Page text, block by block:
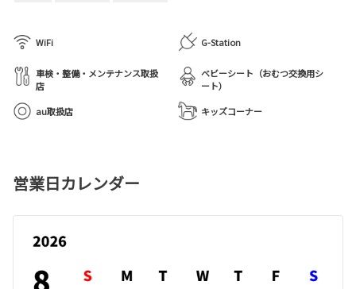
WiFi G-Station
車検・整備・メンテナンス取扱
店
ベビーシート（おむつ交換用シ
ート）
au取扱店
キッズコーナー
営業日カレンダー